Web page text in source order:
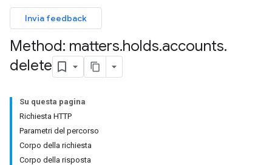
Invia feedback
Method: matters.holds.accounts.
delete
Su questa pagina
Richiesta HTTP
Parametri del percorso
Corpo della richiesta
Corpo della risposta